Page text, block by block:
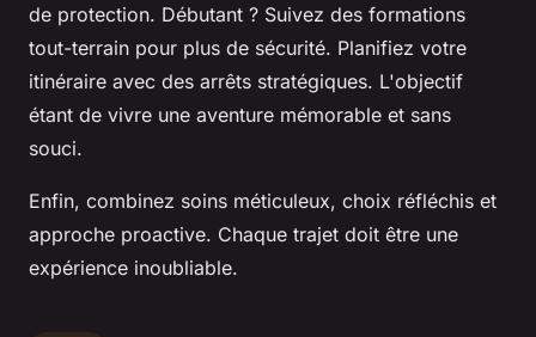
de protection. Débutant ? Suivez des formations
tout-terrain pour plus de sécurité. Planifiez votre
itinéraire avec des arrêts stratégiques. L'objectif
étant de vivre une aventure mémorable et sans
souci.
Enfin, combinez soins méticuleux, choix réfléchis et
approche proactive. Chaque trajet doit être une
expérience inoubliable.